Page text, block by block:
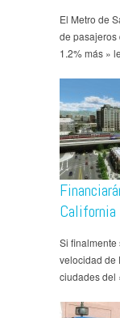
El Metro de
de pasajeros
1.2% más »
California
Si finalmente
velocidad de
ciudades del